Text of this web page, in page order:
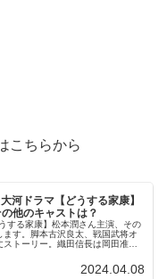
こちらから
河ドラマ【どうする家康】
他のキャストは？
する家康】松本潤さん主演、その
す。脚本古沢良太、戦国武将オ
ストーリー。織田信長は岡田准
出演。主なキャストのプロフィー
。
2024.04.08